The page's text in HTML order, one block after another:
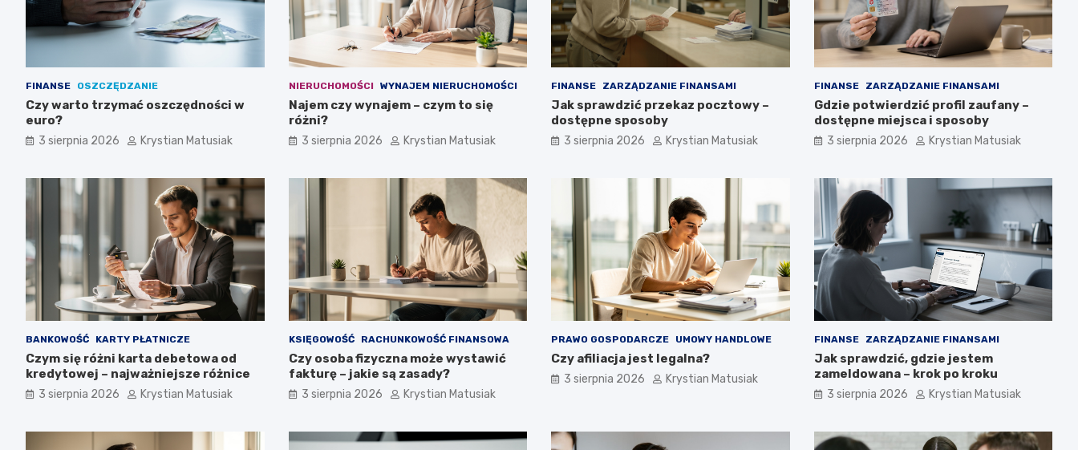
FINANSE OSZCZĘDZANIE
Czy warto trzymać oszczędności w
euro?
3 sierpnia 2026 Krystian Matusiak
NIERUCHOMOŚCI WYNAJEM NIERUCHOMOŚCI
Najem czy wynajem – czym to się
różni?
3 sierpnia 2026 Krystian Matusiak
FINANSE ZARZĄDZANIE FINANSAMI
Jak sprawdzić przekaz pocztowy –
dostępne sposoby
3 sierpnia 2026 Krystian Matusiak
FINANSE ZARZĄDZANIE FINANSAMI
Gdzie potwierdzić profil zaufany –
dostępne miejsca i sposoby
3 sierpnia 2026 Krystian Matusiak
BANKOWOŚĆ KARTY PŁATNICZE
Czym się różni karta debetowa od
kredytowej – najważniejsze różnice
3 sierpnia 2026 Krystian Matusiak
KSIĘGOWOŚĆ RACHUNKOWOŚĆ FINANSOWA
Czy osoba fizyczna może wystawić
fakturę – jakie są zasady?
3 sierpnia 2026 Krystian Matusiak
PRAWO GOSPODARCZE UMOWY HANDLOWE
Czy afiliacja jest legalna?
3 sierpnia 2026 Krystian Matusiak
FINANSE ZARZĄDZANIE FINANSAMI
Jak sprawdzić, gdzie jestem
zameldowana – krok po kroku
3 sierpnia 2026 Krystian Matusiak